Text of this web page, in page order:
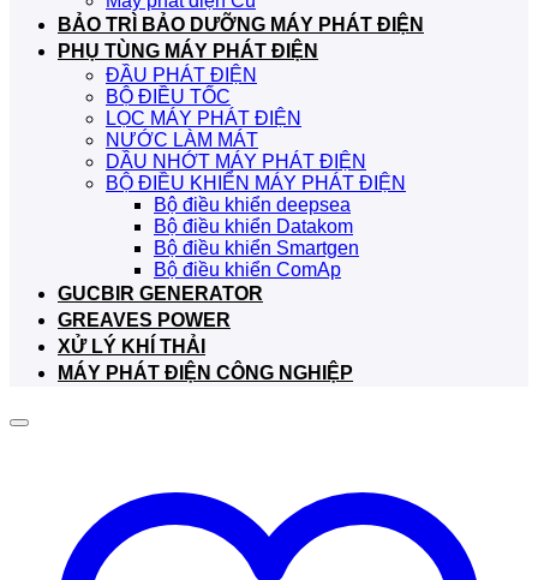
BẢO TRÌ BẢO DƯỠNG MÁY PHÁT ĐIỆN
PHỤ TÙNG MÁY PHÁT ĐIỆN
ĐẦU PHÁT ĐIỆN
BỘ ĐIỀU TỐC
LỌC MÁY PHÁT ĐIỆN
NƯỚC LÀM MÁT
DẦU NHỚT MÁY PHÁT ĐIỆN
BỘ ĐIỀU KHIỂN MÁY PHÁT ĐIỆN
Bộ điều khiển deepsea
Bộ điều khiển Datakom
Bộ điều khiển Smartgen
Bộ điều khiển ComAp
GUCBIR GENERATOR
GREAVES POWER
XỬ LÝ KHÍ THẢI
MÁY PHÁT ĐIỆN CÔNG NGHIỆP